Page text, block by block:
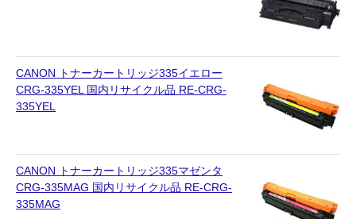
CANON トナーカートリッジ335イエロー
CRG-335YEL 国内リサイクル品 RE-CRG-
335YEL
CANON トナーカートリッジ335マゼンタ
CRG-335MAG 国内リサイクル品 RE-CRG-
335MAG